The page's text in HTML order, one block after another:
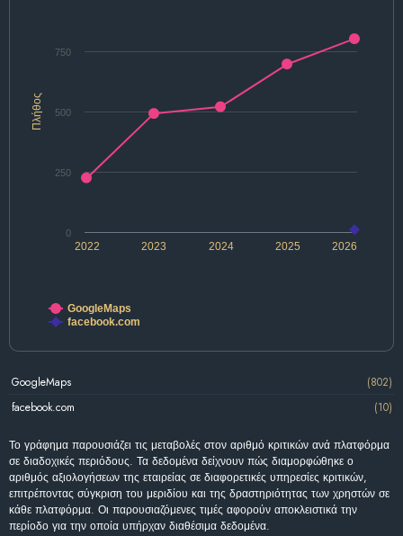
Πλήθος
2022 2024 2026
2023 2025
0
250
500
750
GoogleMaps
facebook.com
GoogleMaps
(802)
facebook.com
(10)
Το γράφημα παρουσιάζει τις μεταβολές στον αριθμό κριτικών ανά πλατφόρμα
σε διαδοχικές περιόδους. Τα δεδομένα δείχνουν πώς διαμορφώθηκε ο
αριθμός αξιολογήσεων της εταιρείας σε διαφορετικές υπηρεσίες κριτικών,
επιτρέποντας σύγκριση του μεριδίου και της δραστηριότητας των χρηστών σε
κάθε πλατφόρμα. Οι παρουσιαζόμενες τιμές αφορούν αποκλειστικά την
περίοδο για την οποία υπήρχαν διαθέσιμα δεδομένα.